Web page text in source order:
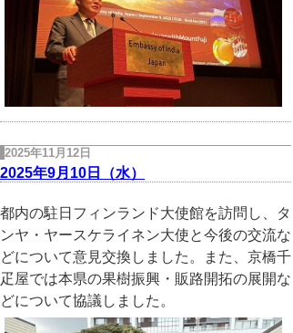
2025年11月12日
2025年9月10日（水）
都内の駐日フィンランド大使館を訪問し、タ
ンヤ・ヤースケライネン大使と今後の交流な
どについて意見交換しました。また、京橋千
疋屋では本県の果樹振興・販路開拓の展開な
どについて協議しました。